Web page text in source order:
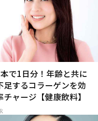
で1日分！年齢と共に
足するコラーゲンを効
チャージ【健康飲料】